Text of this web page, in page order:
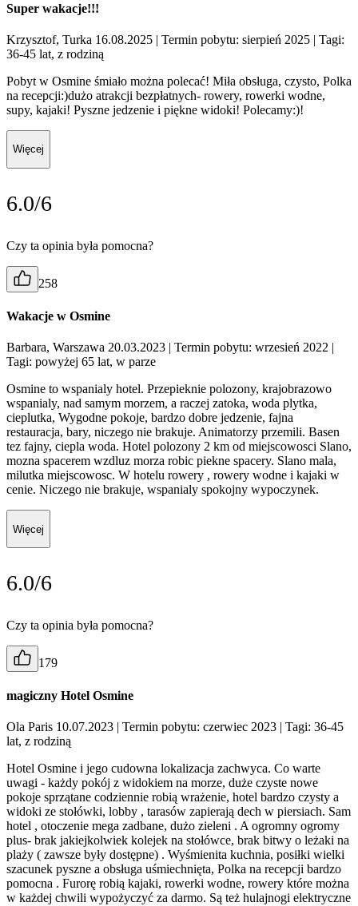
Super wakacje!!!
Krzysztof, Turka 16.08.2025 | Termin pobytu: sierpień 2025 | Tagi:
36-45 lat, z rodziną
Pobyt w Osmine śmiało można polecać! Miła obsługa, czysto, Polka
na recepcji:)dużo atrakcji bezpłatnych- rowery, rowerki wodne,
supy, kajaki! Pyszne jedzenie i piękne widoki! Polecamy:)!
Więcej
6.0/6
Czy ta opinia była pomocna?
258
Wakacje w Osmine
Barbara, Warszawa 20.03.2023 | Termin pobytu: wrzesień 2022 |
Tagi: powyżej 65 lat, w parze
Osmine to wspanialy hotel. Przepieknie polozony, krajobrazowo
wspanialy, nad samym morzem, a raczej zatoka, woda plytka,
cieplutka, Wygodne pokoje, bardzo dobre jedzenie, fajna
restauracja, bary, niczego nie brakuje. Animatorzy przemili. Basen
tez fajny, ciepla woda. Hotel polozony 2 km od miejscowosci Slano,
mozna spacerem wzdluz morza robic piekne spacery. Slano mala,
milutka miejscowosc. W hotelu rowery , rowery wodne i kajaki w
cenie. Niczego nie brakuje, wspanialy spokojny wypoczynek.
Więcej
6.0/6
Czy ta opinia była pomocna?
179
magiczny Hotel Osmine
Ola Paris 10.07.2023 | Termin pobytu: czerwiec 2023 | Tagi: 36-45
lat, z rodziną
Hotel Osmine i jego cudowna lokalizacja zachwyca. Co warte
uwagi - każdy pokój z widokiem na morze, duże czyste nowe
pokoje sprzątane codziennie robią wrażenie, hotel bardzo czysty a
widoki ze stołówki, lobby , tarasów zapierają dech w piersiach. Sam
hotel , otoczenie mega zadbane, dużo zieleni . A ogromny ogromy
plus- brak jakiejkolwiek kolejek na stołówce, brak bitwy o leżaki na
plaży ( zawsze były dostępne) . Wyśmienita kuchnia, posiłki wielki
szacunek pyszne a obsługa uśmiechnięta, Polka na recepcji bardzo
pomocna . Furorę robią kajaki, rowerki wodne, rowery które można
w każdej chwili wypożyczyć za darmo. Są też hulajnogi elektryczne